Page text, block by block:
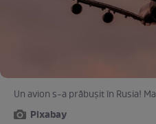
Un avion s-a prăbușit în Rusia!
Pixabay